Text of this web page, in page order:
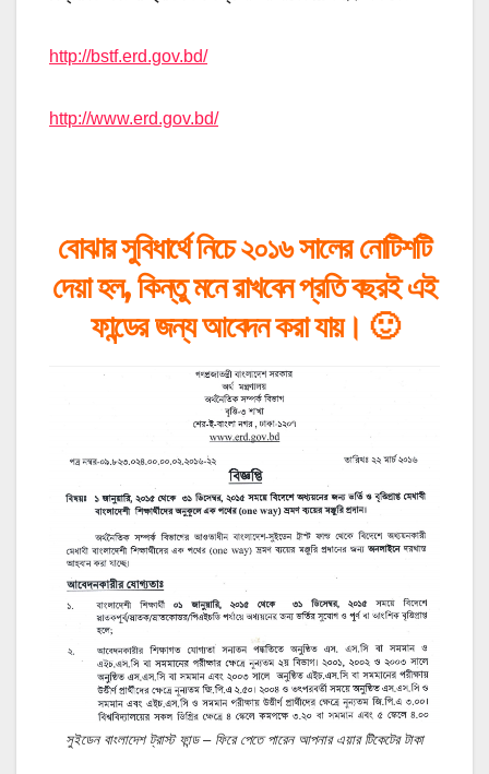
http://bstf.erd.gov.bd/
http://www.erd.gov.bd/
বোঝার সুবিধার্থে নিচে ২০১৬ সালের নোটিশটি
দেয়া হল, কিন্তু মনে রাখবেন প্রতি বছরই এই
ফান্ডের জন্য আবেদন করা যায়। 🙂
সুইডেন বাংলাদেশ ট্রাস্ট ফান্ড – ফিরে পেতে পারেন আপনার এয়ার টিকেটের টাকা